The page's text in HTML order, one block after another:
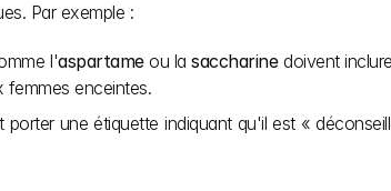
Par exemple :
l'aspartame ou la saccharine doivent
enceintes.
une étiquette indiquant qu'il est «